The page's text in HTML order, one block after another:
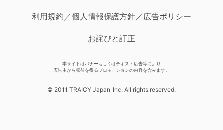
利用規約／個人情報保護方針／広告ポリシー
お詫びと訂正
本サイトはバナーもしくはテキスト広告等により
広告主から収益を得るプロモーションの内容を含みます。
© 2011 TRAICY Japan, Inc. All rights reserved.